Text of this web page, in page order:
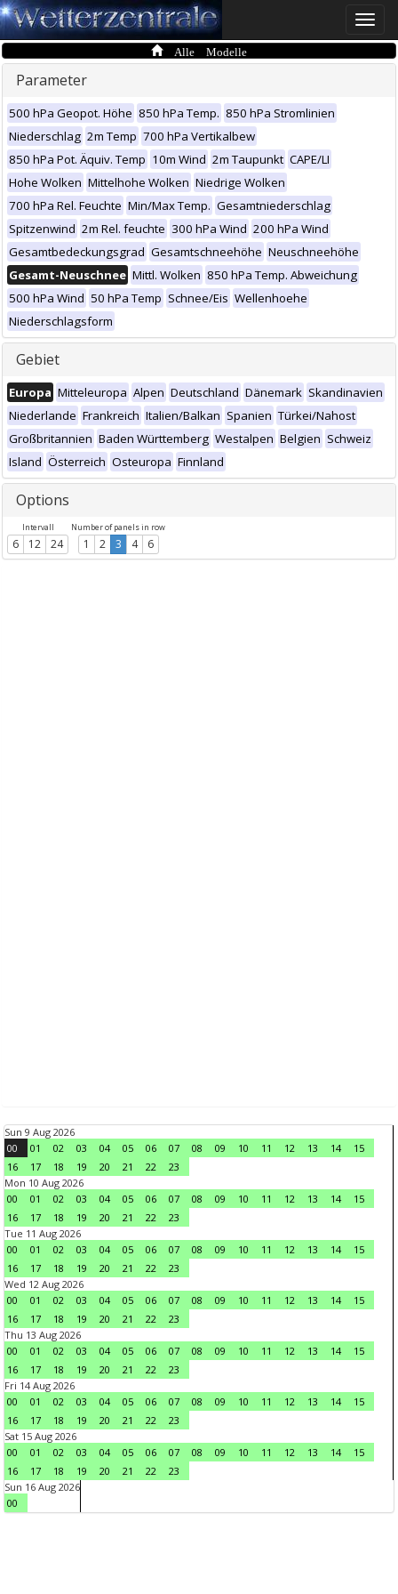
Toggle
Alle Modelle
Parameter
500 hPa Geopot. Höhe 850 hPa Temp. 850 hPa Stromlinien
Niederschlag 2m Temp 700 hPa Vertikalbew
850 hPa Pot. Äquiv. Temp 10m Wind 2m Taupunkt CAPE/LI
Hohe Wolken Mittelhohe Wolken Niedrige Wolken
700 hPa Rel. Feuchte Min/Max Temp. Gesamtniederschlag
Spitzenwind 2m Rel. feuchte 300 hPa Wind 200 hPa Wind
Gesamtbedeckungsgrad Gesamtschneehöhe Neuschneehöhe
Gesamt-Neuschnee Mittl. Wolken 850 hPa Temp. Abweichung
500 hPa Wind 50 hPa Temp Schnee/Eis Wellenhoehe
Niederschlagsform
Gebiet
Europa Mitteleuropa Alpen Deutschland Dänemark Skandinavien
Niederlande Frankreich Italien/Balkan Spanien Türkei/Nahost
Großbritannien Baden Württemberg Westalpen Belgien Schweiz
Island Österreich Osteuropa Finnland
Options
Intervall
6 12 24
Number of panels in row
1 2 3 4 6
Sun 9 Aug 2026
00
01 02 03 04 05 06 07 08 09 10 11 12 13 14
15
16
17 18 19 20 21 22
23
Mon 10 Aug 2026
00
01 02 03 04 05 06 07 08 09 10 11 12 13 14
15
16
17 18 19 20 21 22
23
Tue 11 Aug 2026
00
01 02 03 04 05 06 07 08 09 10 11 12 13 14
15
16
17 18 19 20 21 22
23
Wed 12 Aug 2026
00
01 02 03 04 05 06 07 08 09 10 11 12 13 14
15
16
17 18 19 20 21 22
23
Thu 13 Aug 2026
00
01 02 03 04 05 06 07 08 09 10 11 12 13 14
15
16
17 18 19 20 21 22
23
Fri 14 Aug 2026
00
01 02 03 04 05 06 07 08 09 10 11 12 13 14
15
16
17 18 19 20 21 22
23
Sat 15 Aug 2026
00
01 02 03 04 05 06 07 08 09 10 11 12 13 14
15
16
17 18 19 20 21 22
23
Sun 16 Aug 2026
00